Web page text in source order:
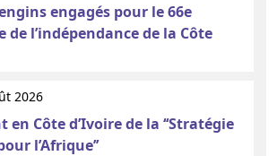
engagés pour le 66e
l’indépendance de la Côte
2026
en Côte d’Ivoire de la ‘‘Stratégie
l’Afrique’’